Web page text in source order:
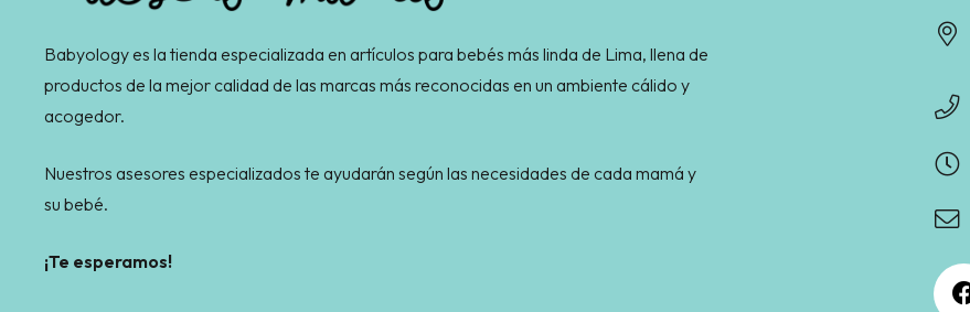
Babyology es la tienda especializada en artículos para bebés más linda de Lima, llena de
productos de la mejor calidad de las marcas más reconocidas en un ambiente cálido y
acogedor.
Nuestros asesores especializados te ayudarán según las necesidades de cada mamá y
su bebé.
¡Te esperamos!